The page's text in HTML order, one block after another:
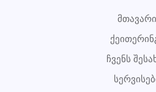
მთავარი
ჩვენს